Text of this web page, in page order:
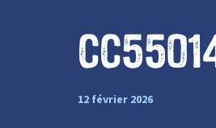
12 février 2026